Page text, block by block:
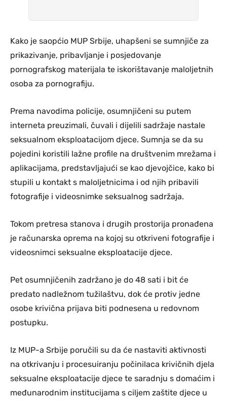
Kako je saopćio MUP Srbije, uhapšeni se sumnjiče za
prikazivanje, pribavljanje i posjedovanje
pornografskog materijala te iskorištavanje maloljetnih
osoba za pornografiju.
Prema navodima policije, osumnjičeni su putem
interneta preuzimali, čuvali i dijelili sadržaje nastale
seksualnom eksploatacijom djece. Sumnja se da su
pojedini koristili lažne profile na društvenim mrežama i
aplikacijama, predstavljajući se kao djevojčice, kako bi
stupili u kontakt s maloljetnicima i od njih pribavili
fotografije i videosnimke seksualnog sadržaja.
Tokom pretresa stanova i drugih prostorija pronađena
je računarska oprema na kojoj su otkriveni fotografije i
videosnimci seksualne eksploatacije djece.
Pet osumnjičenih zadržano je do 48 sati i bit će
predato nadležnom tužilaštvu, dok će protiv jedne
osobe krivična prijava biti podnesena u redovnom
postupku.
Iz MUP-a Srbije poručili su da će nastaviti aktivnosti
na otkrivanju i procesuiranju počinilaca krivičnih djela
seksualne eksploatacije djece te saradnju s domaćim i
međunarodnim institucijama s ciljem zaštite djece u